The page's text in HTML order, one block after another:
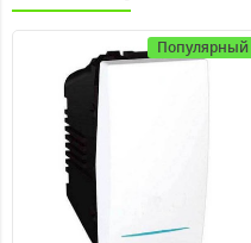
Популярный